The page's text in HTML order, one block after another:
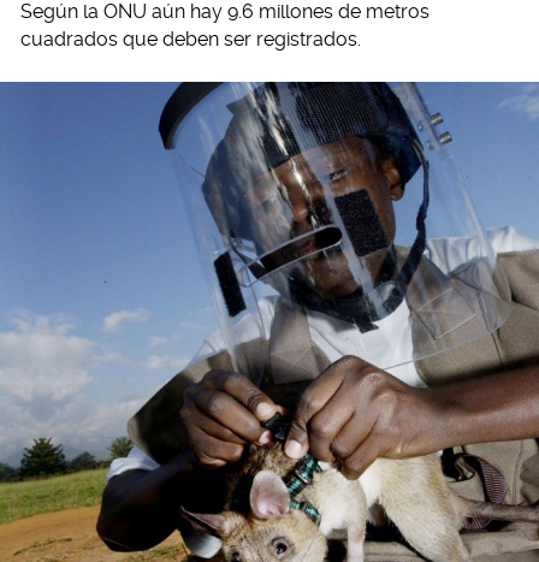
Según la ONU aún hay 9.6 millones de metros
cuadrados que deben ser registrados.